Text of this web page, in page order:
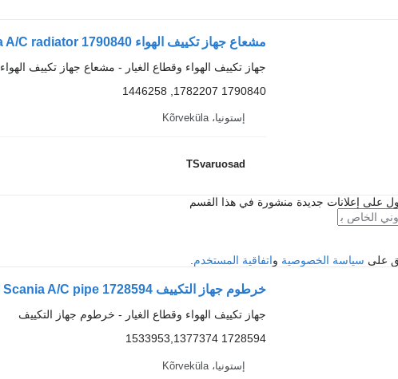
مشعاع جهاز تكييف الهواء Scania A/C radiator 1790840 لـ السيارات القاطرة Scania R420
جهاز تكييف الهواء وقطاع الغيار - مشعاع جهاز تكييف الهواء
1790840 1782207, 1446258
إستونيا، Kõrveküla
TSvaruosad
على إعلانات جديدة منشورة في هذا القسم
على سياسة الخصوصية واتفاقية المستخدم
خرطوم جهاز التكييف Scania A/C pipe 1728594 لـ السيارات القاطرة Scania R420
جهاز تكييف الهواء وقطاع الغيار - خرطوم جهاز التكييف
1728594 1533953,1377374
إستونيا، Kõrveküla